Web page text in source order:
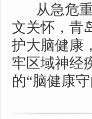
从急危重
文关怀，青
护大脑健康
牢区域神经
的“脑健康守